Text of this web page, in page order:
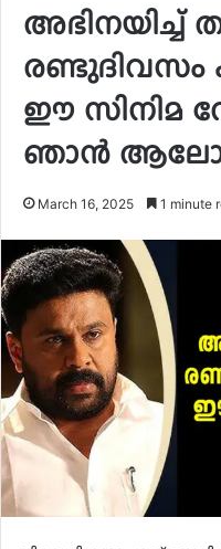
അഭിനയിച്ച്
രണ്ടുദിവസം
ഈ സിനിമ
ഞാൻ
March 16, 2025 1 minute